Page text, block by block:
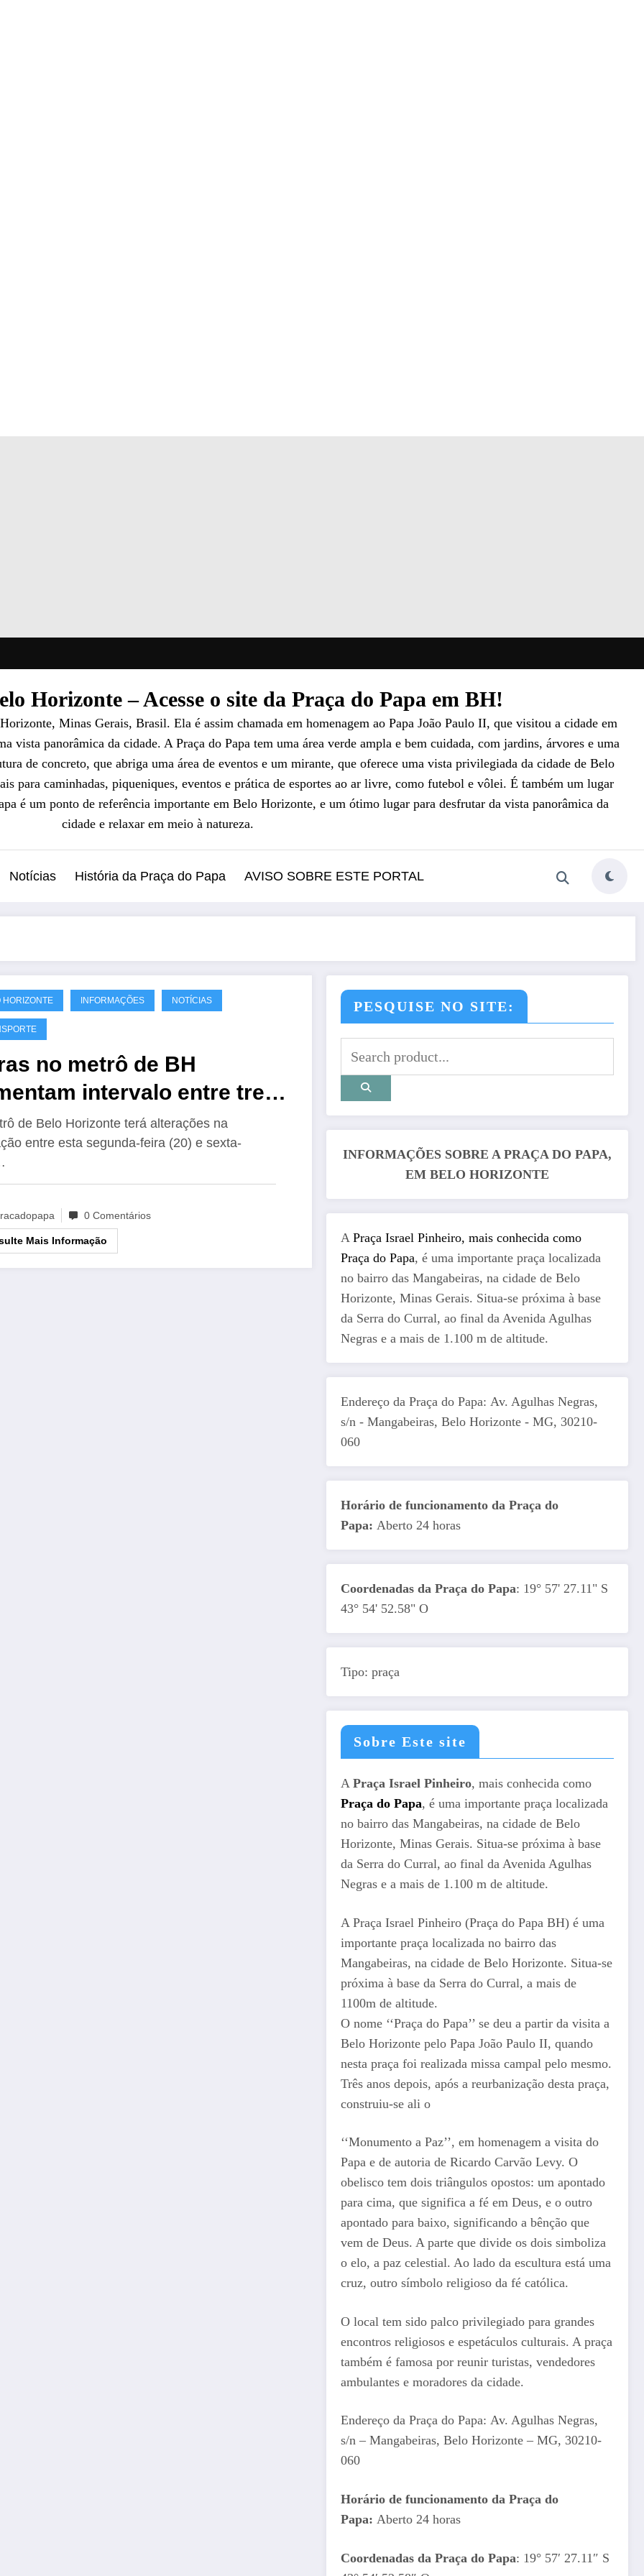
Horizonte – Acesse o site da Praça do Papa em BH!
Minas Gerais, Brasil. Ela é assim chamada em homenagem ao Papa João Paulo II, que visitou a cidade em
vista panorâmica da cidade. A Praça do Papa tem uma área verde ampla e bem cuidada, com jardins, árvores e uma
de concreto, que abriga uma área de eventos e um mirante, que oferece uma vista privilegiada da cidade de Belo
para caminhadas, piqueniques, eventos e prática de esportes ao ar livre, como futebol e vôlei. É também um lugar
é um ponto de referência importante em Belo Horizonte, e um ótimo lugar para desfrutar da vista panorâmica da
cidade e relaxar em meio à natureza.
Notícias História da Praça do Papa AVISO SOBRE ESTE PORTAL
HORIZONTE INFORMAÇÕES NOTÍCIAS
no metrô de BH
intervalo entre trens
23 minutos à noite
de Belo Horizonte terá alterações na
entre esta segunda-feira (20) e sexta-
0 Comentários
Mais Informação
PESQUISE NO SITE:
INFORMAÇÕES SOBRE A PRAÇA DO PAPA,
EM BELO HORIZONTE
APraça Israel Pinheiro, mais conhecida como
Praça do Papa, é uma importante praça localizada
no bairro das Mangabeiras, na cidade de Belo
Horizonte, Minas Gerais. Situa-se próxima à base
da Serra do Curral, ao final da Avenida Agulhas
Negras e a mais de 1.100 m de altitude.
Endereço da Praça do Papa: Av. Agulhas Negras,
s/n - Mangabeiras, Belo Horizonte - MG, 30210-
060
Horário de funcionamento da Praça do
Papa: Aberto 24 horas
Coordenadas da Praça do Papa: 19° 57' 27.11" S
43° 54' 52.58" O
Tipo: praça
Sobre Este site
APraça Israel Pinheiro, mais conhecida como
Praça do Papa, é uma importante praça localizada
no bairro das Mangabeiras, na cidade de Belo
Horizonte, Minas Gerais. Situa-se próxima à base
da Serra do Curral, ao final da Avenida Agulhas
Negras e a mais de 1.100 m de altitude.
A Praça Israel Pinheiro (Praça do Papa BH) é uma
importante praça localizada no bairro das
Mangabeiras, na cidade de Belo Horizonte. Situa-se
próxima à base da Serra do Curral, a mais de
1100m de altitude.
O nome ‘‘Praça do Papa’’ se deu a partir da visita a
Belo Horizonte pelo Papa João Paulo II, quando
nesta praça foi realizada missa campal pelo mesmo.
Três anos depois, após a reurbanização desta praça,
construiu-se ali o
‘‘Monumento a Paz’’, em homenagem a visita do
Papa e de autoria de Ricardo Carvão Levy. O
obelisco tem dois triângulos opostos: um apontado
para cima, que significa a fé em Deus, e o outro
apontado para baixo, significando a bênção que
vem de Deus. A parte que divide os dois simboliza
o elo, a paz celestial. Ao lado da escultura está uma
cruz, outro símbolo religioso da fé católica.
O local tem sido palco privilegiado para grandes
encontros religiosos e espetáculos culturais. A praça
também é famosa por reunir turistas, vendedores
ambulantes e moradores da cidade.
Endereço da Praça do Papa: Av. Agulhas Negras,
s/n – Mangabeiras, Belo Horizonte – MG, 30210-
060
Horário de funcionamento da Praça do
Papa: Aberto 24 horas
Coordenadas da Praça do Papa: 19° 57′ 27.11″ S